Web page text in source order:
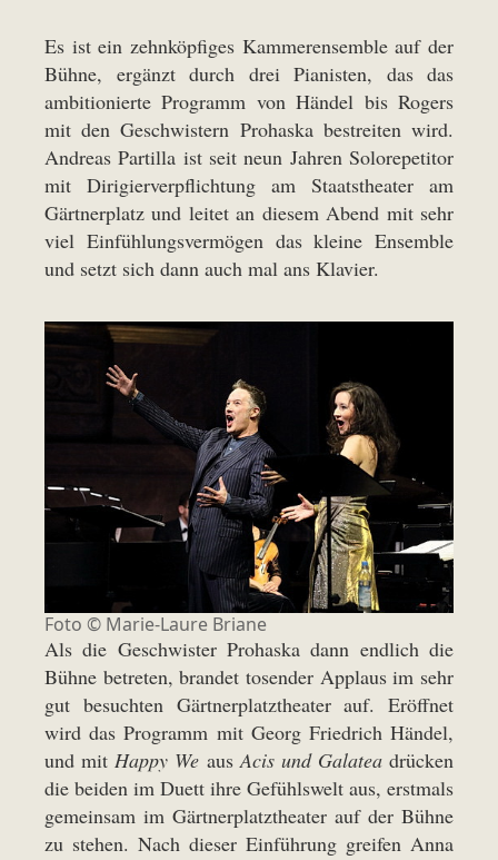
Es ist ein zehnköpfiges Kammerensemble auf der
Bühne, ergänzt durch drei Pianisten, das das
ambitionierte Programm von Händel bis Rogers
mit den Geschwistern Prohaska bestreiten wird.
Andreas Partilla ist seit neun Jahren Solorepetitor
mit Dirigierverpflichtung am Staatstheater am
Gärtnerplatz und leitet an diesem Abend mit sehr
viel Einfühlungsvermögen das kleine Ensemble
und setzt sich dann auch mal ans Klavier.
Foto © Marie-Laure Briane
Als die Geschwister Prohaska dann endlich die
Bühne betreten, brandet tosender Applaus im sehr
gut besuchten Gärtnerplatztheater auf. Eröffnet
wird das Programm mit Georg Friedrich Händel,
und mitHappy We ausAcis und Galatea drücken
die beiden im Duett ihre Gefühlswelt aus, erstmals
gemeinsam im Gärtnerplatztheater auf der Bühne
zu stehen. Nach dieser Einführung greifen Anna